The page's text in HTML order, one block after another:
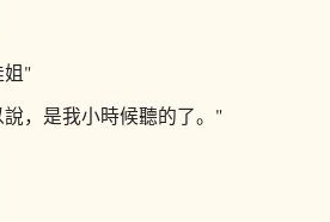
姐"
，是我小時候聽的了。"